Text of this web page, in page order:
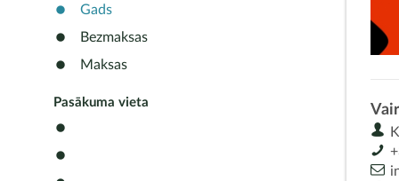
Gads
Bezmaksas
Maksas
Pasākuma vieta